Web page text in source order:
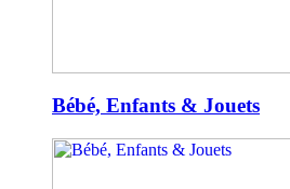
Bébé, Enfants & Jouets